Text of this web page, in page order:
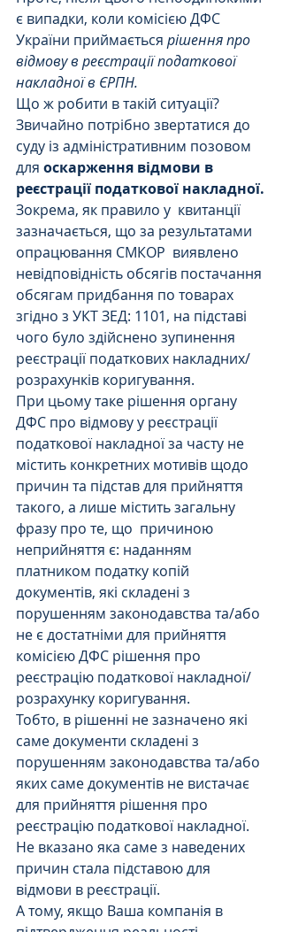
є випадки, коли комісією ДФС
України приймається рішення про
відмову в реєстрації податкової
накладної в ЄРПН.
Що ж робити в такій ситуації?
Звичайно потрібно звертатися до
суду із адміністративним позовом
для оскарження відмови в
реєстрації податкової накладної.
Зокрема, як правило у  квитанції
зазначається, що за результатами
опрацювання СМКОР  виявлено
невідповідність обсягів постачання
обсягам придбання по товарах
згідно з УКТ ЗЕД: 1101, на підставі
чого було здійснено зупинення
реєстрації податкових накладних/
розрахунків коригування.
При цьому таке рішення органу
ДФС про відмову у реєстрації
податкової накладної за часту не
містить конкретних мотивів щодо
причин та підстав для прийняття
такого, а лише містить загальну
фразу про те, що  причиною
неприйняття є: наданням
платником податку копій
документів, які складені з
порушенням законодавства та/або
не є достатніми для прийняття
комісією ДФС рішення про
реєстрацію податкової накладної/
розрахунку коригування.
Тобто, в рішенні не зазначено які
саме документи складені з
порушенням законодавства та/або
яких саме документів не вистачає
для прийняття рішення про
реєстрацію податкової накладної.
Не вказано яка саме з наведених
причин стала підставою для
відмови в реєстрації.
А тому, якщо Ваша компанія в